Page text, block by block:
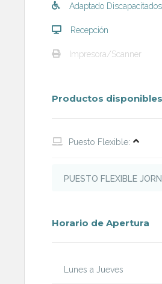
Adaptado Discapacitados
Recepción
Impresora/Scanner
Productos disponibles
Puesto Flexible:
PUESTO FLEXIBLE
Horario de Apertura
Lunes a Jueves